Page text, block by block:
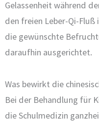
Gelassenheit während
den freien Leber-Qi-
die gewünschte
daraufhin ausgerichtet.
Was bewirkt die
Bei der Behandlung für
die Schulmedizin